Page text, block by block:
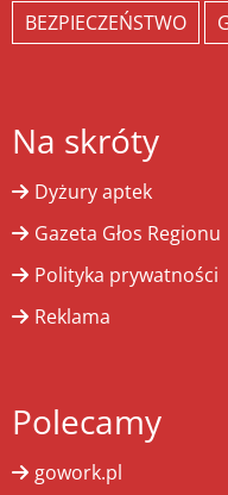
BEZPIECZEŃSTWO
Na skróty
Dyżury aptek
Gazeta Głos Regionu
Polityka prywatności
Reklama
Polecamy
gowork.pl